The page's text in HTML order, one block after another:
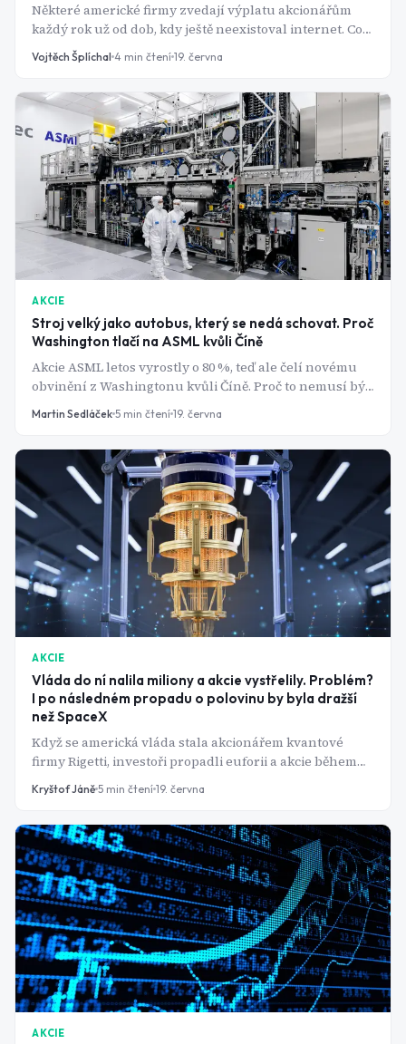
Některé americké firmy zvedají výplatu akcionářům
každý rok už od dob, kdy ještě neexistoval internet. Co
tahle exkluzivní skupina nabízí a kde má slabiny?
Vojtěch Šplíchal 4 min čtení 19. června
AKCIE
Stroj velký jako autobus, který se nedá schovat. Proč
Washington tlačí na ASML kvůli Číně
Akcie ASML letos vyrostly o 80 %, teď ale čelí novému
obvinění z Washingtonu kvůli Číně. Proč to nemusí být
tak velký problém, jak se na první pohled zdá?
Martin Sedláček 5 min čtení 19. června
AKCIE
Vláda do ní nalila miliony a akcie vystřelily. Problém?
I po následném propadu o polovinu by byla dražší
než SpaceX
Když se americká vláda stala akcionářem kvantové
firmy Rigetti, investoři propadli euforii a akcie během
několika dní vyskočily o desítky procent. Tato reakce
však může být nejrizikovějším impulzem v celém
Kryštof Jáně 5 min čtení 19. června
AKCIE